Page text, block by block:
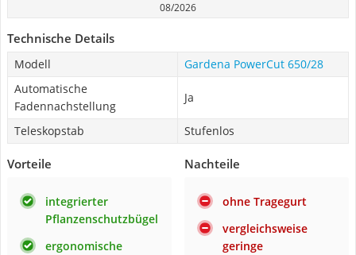
08/2026
Technische Details
Modell
Gardena PowerCut 650/28
Automatische
Fadennachstellung
Ja
Teleskopstab Stufenlos
Vorteile
integrierter
Pflanzenschutzbügel
ergonomische
Nachteile
ohne Tragegurt
vergleichsweise
geringe